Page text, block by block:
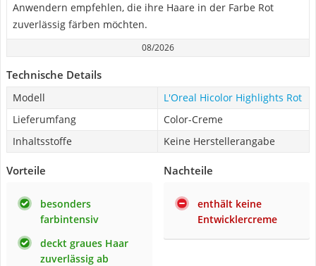
Anwendern empfehlen, die ihre Haare in der Farbe Rot
zuverlässig färben möchten.
08/2026
Technische Details
Modell
L'Oreal Hicolor Highlights Rot
Lieferumfang
Color-Creme
Inhaltsstoffe
Keine Herstellerangabe
Vorteile
besonders
farbintensiv
deckt graues Haar
zuverlässig ab
Nachteile
enthält keine
Entwicklercreme